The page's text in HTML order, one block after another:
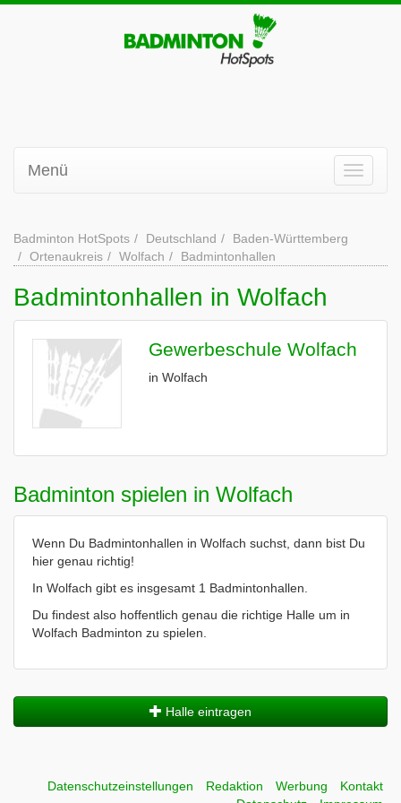
Menü
Badminton HotSpots Deutschland
Baden-Württemberg
Ortenaukreis
Wolfach Badmintonhallen
Badmintonhallen in Wolfach
Gewerbeschule Wolfach
in Wolfach
Badminton spielen in Wolfach
Wenn Du Badmintonhallen in Wolfach suchst, dann bist Du
hier genau richtig!
In Wolfach gibt es insgesamt 1 Badmintonhallen.
Du findest also hoffentlich genau die richtige Halle um in
Wolfach Badminton zu spielen.
Halle eintragen
Datenschutzeinstellungen Redaktion Werbung
Kontakt